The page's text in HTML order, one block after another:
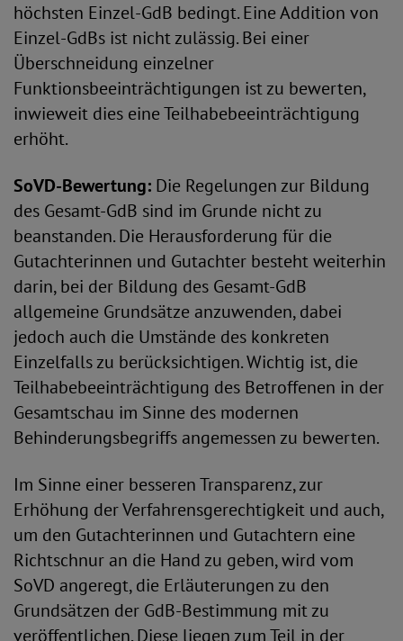
höchsten Einzel-GdB bedingt. Eine Addition von
Einzel-GdBs ist nicht zulässig. Bei einer
Überschneidung einzelner
Funktionsbeeinträchtigungen ist zu bewerten,
inwieweit dies eine Teilhabebeeinträchtigung
erhöht.
SoVD-Bewertung: Die Regelungen zur Bildung
des Gesamt-GdB sind im Grunde nicht zu
beanstanden. Die Herausforderung für die
Gutachterinnen und Gutachter besteht weiterhin
darin, bei der Bildung des Gesamt-GdB
allgemeine Grundsätze anzuwenden, dabei
jedoch auch die Umstände des konkreten
Einzelfalls zu berück­sichtigen. Wichtig ist, die
Teilhabebeeinträchtigung des Betroffenen in der
Gesamtschau im Sinne des modernen
Behinderungsbegriffs angemessen zu bewerten.
Im Sinne einer besseren Transparenz, zur
Erhöhung der Verfahrensgerechtigkeit und auch,
um den Gutachterinnen und Gutachtern eine
Richtschnur an die Hand zu geben, wird vom
SoVD angeregt, die Erläuterungen zu den
Grundsätzen der GdB-Bestimmung mit zu
veröffentlichen. Diese liegen zum Teil in der